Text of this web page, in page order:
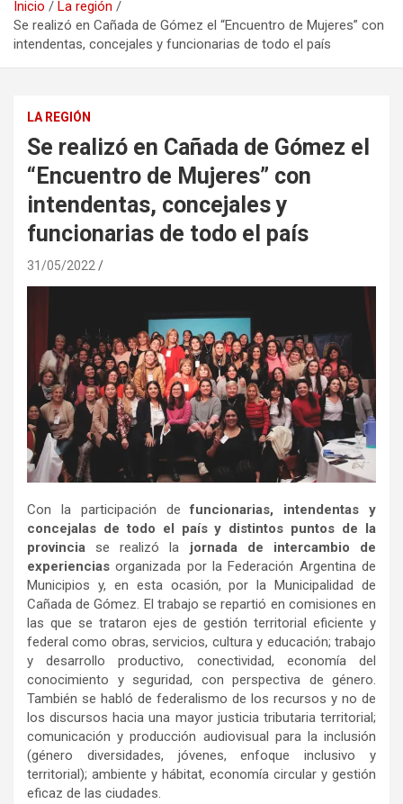
Inicio
La región
Se realizó en Cañada de Gómez el “Encuentro de Mujeres” con
intendentas, concejales y funcionarias de todo el país
LA REGIÓN
Se realizó en Cañada de Gómez el
“Encuentro de Mujeres” con
intendentas, concejales y
funcionarias de todo el país
31/05/2022
Con la participación defuncionarias, intendentas y
concejalas de todo el país y distintos puntos de la
provincia se realizó la jornada de intercambio de
experiencias organizada por la Federación Argentina de
Municipios y, en esta ocasión, por la Municipalidad de
Cañada de Gómez. El trabajo se repartió en comisiones en
las que se trataron ejes de gestión territorial eficiente y
federal como obras, servicios, cultura y educación; trabajo
y desarrollo productivo, conectividad, economía del
conocimiento y seguridad, con perspectiva de género.
También se habló de federalismo de los recursos y no de
los discursos hacia una mayor justicia tributaria territorial;
comunicación y producción audiovisual para la inclusión
(género diversidades, jóvenes, enfoque inclusivo y
territorial); ambiente y hábitat, economía circular y gestión
eficaz de las ciudades.